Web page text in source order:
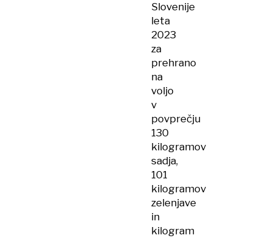
Slovenije
leta
2023
za
prehrano
na
voljo
v
povprečju
130
kilogramov
sadja,
101
kilogramov
zelenjave
in
kilogram